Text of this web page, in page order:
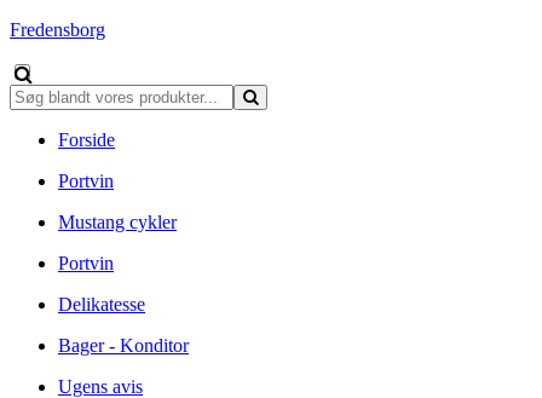
Fredensborg
Forside
Portvin
Mustang cykler
Portvin
Delikatesse
Bager - Konditor
Ugens avis